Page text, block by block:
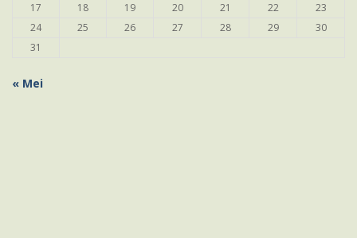
17
18 19 20 21 22
23
24
25 26 27 28 29
30
31
« Mei